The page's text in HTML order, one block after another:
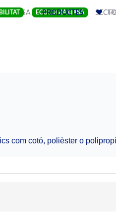
ECOLOGIA LIASA
EMPRESA(CURRENT)
PRODUCTES
com cotó, polièster o